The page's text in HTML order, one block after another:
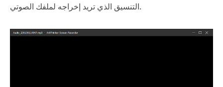
التنسيق الذي تريد إخراجه لملفك الصوتي.